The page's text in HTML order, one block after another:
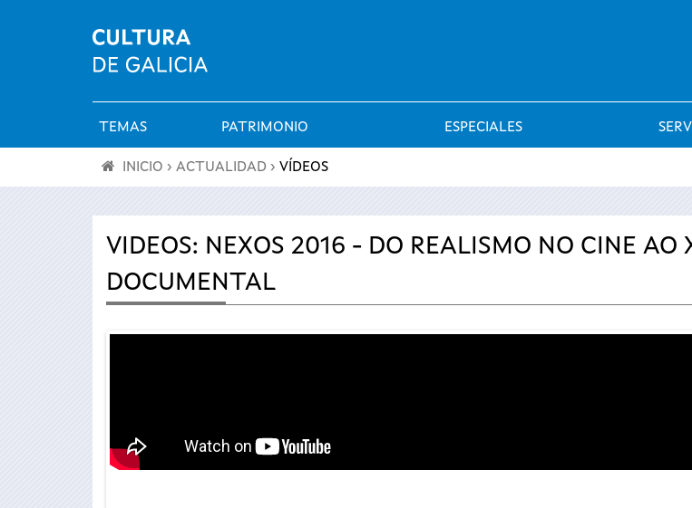
Menú
principal
TEMAS PATRIMONIO ESPECIALES
encuentra
usted
aquí
INICIO › ACTUALIDAD › VÍDEOS
VIDEOS: NEXOS 2016 - DO REALISMO NO CINE AO
DOCUMENTAL